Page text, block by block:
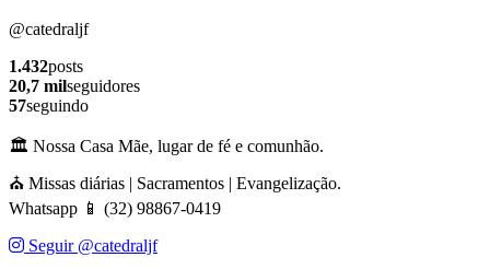
@catedraljf
1.432posts
20,7 milseguidores
57seguindo
🏛️ Nossa Casa Mãe, lugar de fé e comunhão.
⛪ Missas diárias | Sacramentos | Evangelização.
Whatsapp 📱 (32) 98867-0419
Seguir @catedraljf